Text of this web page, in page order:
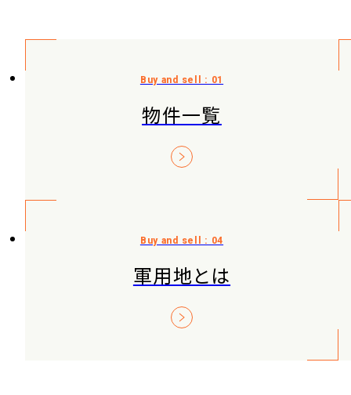
物件一覧
軍用地とは